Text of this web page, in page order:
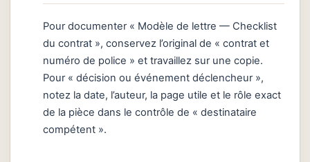
Pour documenter « Modèle de lettre — Checklist
du contrat », conservez l’original de « contrat et
numéro de police » et travaillez sur une copie.
Pour « décision ou événement déclencheur »,
notez la date, l’auteur, la page utile et le rôle exact
de la pièce dans le contrôle de « destinataire
compétent ».